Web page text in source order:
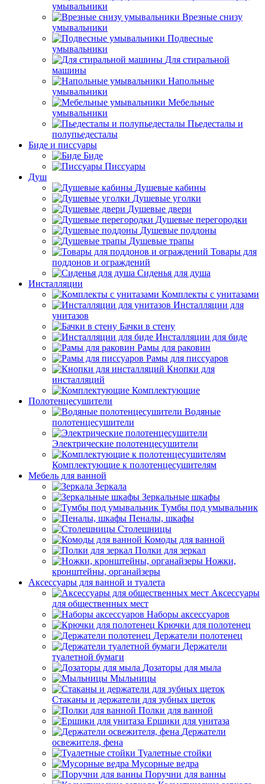
умывальники
Врезные снизу
умывальники
Подвесные
умывальники
Для стиральной
машины
Напольные
умывальники
Мебельные
умывальники
Пьедесталы и
полупьедесталы
Биде и писсуары
Биде
Писсуары
Душ
Душевые кабины
Душевые уголки
Душевые двери
Душевые перегородки
Душевые поддоны
Душевые трапы
Товары для
поддонов и ограждений
Сиденья для душа
Инсталляции
Комплекты с унитазами
Инсталляции для
унитазов
Бачки в стену
Инсталляции для биде
Рамы для раковин
Рамы для писсуаров
Кнопки для
инсталляций
Комплектующие
Полотенцесушители
Водяные
полотенцесушители
Электрические полотенцесушители
Комплектующие к полотенцесушителям
Мебель для ванной
Зеркала
Зеркальные шкафы
Тумбы под умывальник
Пеналы, шкафы
Столешницы
Комоды для ванной
Полки для зеркал
Ножки,
кронштейны, органайзеры
Аксессуары для ванной и туалета
Аксессуары
для общественных мест
Наборы аксессуаров
Крючки для полотенец
Держатели полотенец
Держатели
туалетной бумаги
Дозаторы для мыла
Мыльницы
Стаканы и держатели для зубных щеток
Полки для ванной
Ершики для унитаза
Держатели
освежителя, фена
Туалетные стойки
Мусорные ведра
Поручни для ванны